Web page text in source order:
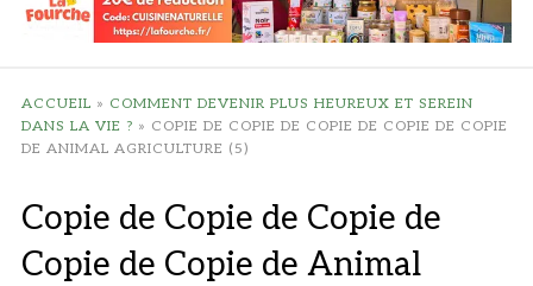
ACCUEIL » COMMENT DEVENIR PLUS HEUREUX ET SEREIN
DANS LA VIE ? » COPIE DE COPIE DE COPIE DE COPIE DE COPIE
DE ANIMAL AGRICULTURE (5)
Copie de Copie de Copie de
Copie de Copie de Animal